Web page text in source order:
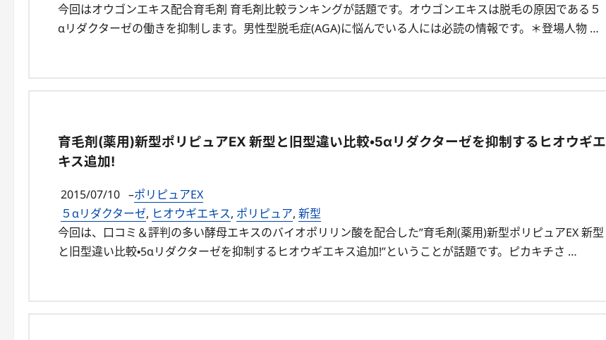
今回はオウゴンエキス配合育毛剤 育毛剤比較ランキングが話題です。オウゴンエキスは脱毛の原因である５
αリダクターゼの働きを抑制します。男性型脱毛症(AGA)に悩んでいる人には必読の情報です。＊登場人物 …
育毛剤(薬用)新型ポリピュアEX 新型と旧型違い比較・5αリダクターゼを抑制するヒオウギエ
キス追加!
2015/07/10 –ポリピュアEX
５αリダクターゼ, ヒオウギエキス, ポリピュア, 新型
今回は、口コミ＆評判の多い酵母エキスのバイオポリリン酸を配合した”育毛剤(薬用)新型ポリピュアEX 新型
と旧型違い比較・5αリダクターゼを抑制するヒオウギエキス追加!”ということが話題です。ピカキチさ …